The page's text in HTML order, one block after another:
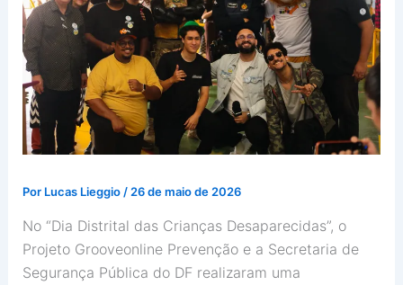
Por Lucas Lieggio / 26 de maio de 2026
No “Dia Distrital das Crianças Desaparecidas”, o
Projeto Grooveonline Prevenção e a Secretaria de
Segurança Pública do DF realizaram uma